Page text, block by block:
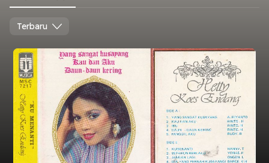
Terbaru